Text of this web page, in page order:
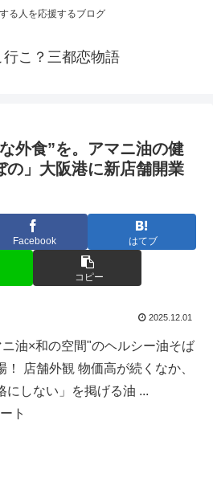
る人を応援するブログ
行こ？三都恋物語
外食”を。アマニ油の健
」 大阪港に新店舗開業
Facebook はてブ
コピー
2025.12.01
油×和の空間"のヘルシー油そば
店舗外観 物価高が続くなか、
にしない」を掲げる油 ...
ト